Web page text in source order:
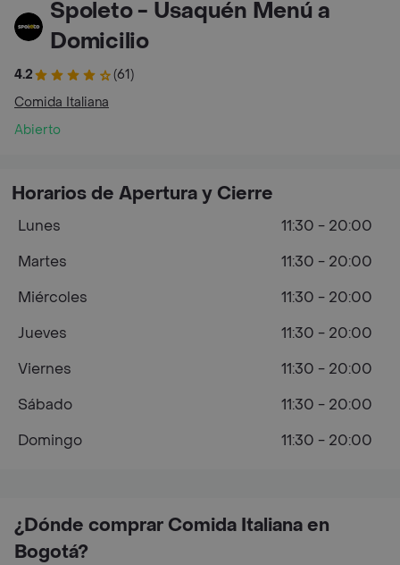
Spoleto - Usaquén Menú a
Domicilio
4.2
(61)
Comida Italiana
Abierto
¿Dónde comprar Comida Italiana en
Bogotá?
Horarios de Apertura y Cierre
Lunes
11:30 - 20:00
Martes
11:30 - 20:00
Miércoles
11:30 - 20:00
Jueves
11:30 - 20:00
Viernes
11:30 - 20:00
Sábado
11:30 - 20:00
Domingo
11:30 - 20:00